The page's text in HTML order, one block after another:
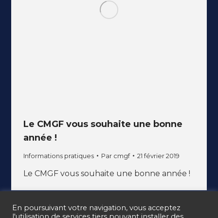
Le CMGF vous souhaite une bonne
année !
Informations pratiques Par cmgf 21 février 2019
Le CMGF vous souhaite une bonne année !
En poursuivant votre navigation, vous acceptez